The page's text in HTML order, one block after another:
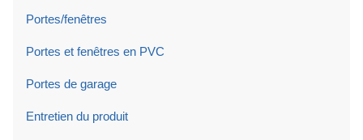
Portes/fenêtres
Portes et fenêtres en PVC
Portes de garage
Entretien du produit